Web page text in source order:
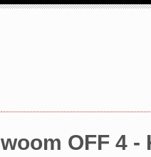
woom OFF 4